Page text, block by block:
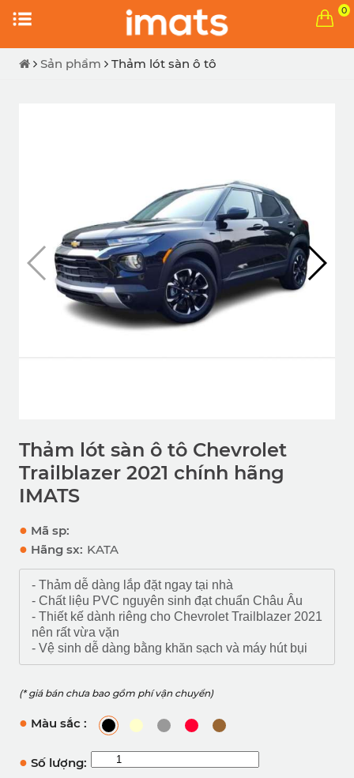
0
Sản phẩm Thảm lót sàn ô tô
Thảm lót sàn ô tô Chevrolet
Trailblazer 2021 chính hãng
IMATS
● Mã sp:
● Hãng sx: KATA
- Thảm dễ dàng lắp đặt ngay tại nhà
- Chất liệu PVC nguyên sinh đạt chuẩn Châu Âu
- Thiết kế dành riêng cho Chevrolet Trailblazer 2021
nên rất vừa vặn
- Vệ sinh dễ dàng bằng khăn sạch và máy hút bụi
(* giá bán chưa bao gồm phí vận chuyển)
● Màu sắc :
● Số lượng: